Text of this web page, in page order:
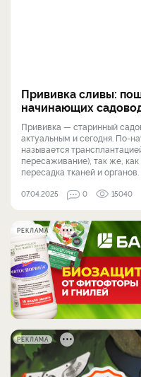
Прививка сливы:
начинающих
Прививка — старинный
актуальным и сегодня. По-
называется
пересаживание), так же,
пересадка тканей и органов.
07.04.2025 0 15040
РЕКЛАМА
РЕКЛАМА